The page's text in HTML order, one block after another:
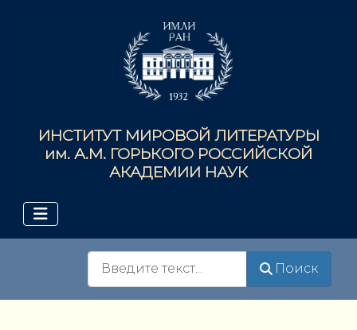
ИНСТИТУТ МИРОВОЙ ЛИТЕРАТУРЫ
им. А.М. ГОРЬКОГО РОССИЙСКОЙ
АКАДЕМИИ НАУК
Поиск